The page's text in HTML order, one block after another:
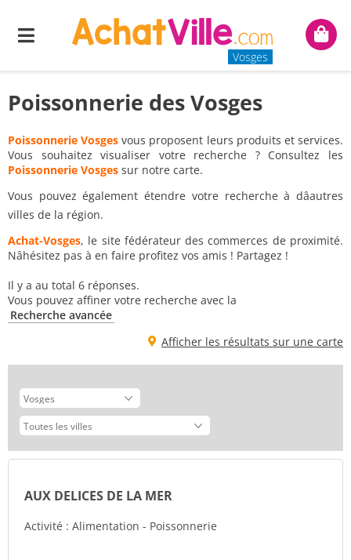
Menu
Vosges
Mon
Poissonnerie des Vosges
Poissonnerie Vosges vous proposent leurs produits et services.
Vous souhaitez visualiser votre recherche ? Consultez les
Poissonnerie Vosges sur notre carte.
Vous pouvez également étendre votre recherche à dâautres
villes de la région.
Achat-Vosges, le site fédérateur des commerces de proximité.
Nâhésitez pas à en faire profitez vos amis ! Partagez !
Il y a au total 6 réponses.
Vous pouvez affiner votre recherche avec la
Recherche avancée
Afficher les résultats sur une carte
AUX DELICES DE LA MER
Activité : Alimentation - Poissonnerie